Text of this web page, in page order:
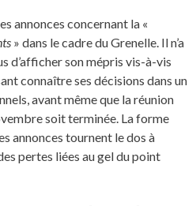
annonces concernant la «
» dans le cadre du Grenelle. Il n’a
d’afficher son mépris vis-à-vis
connaître ses décisions dans un
avant même que la réunion
soit terminée. La forme
annonces tournent le dos à
pertes liées au gel du point